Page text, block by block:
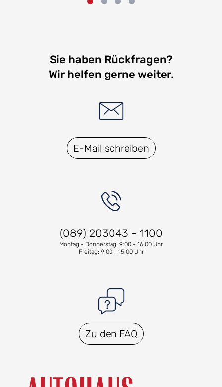
Sie haben Rückfragen?
Wir helfen gerne weiter.
E-Mail schreiben
(089) 203043 - 1100
Montag - Donnerstag: 9:00 - 16:00 Uhr
Freitag: 9:00 - 15:00 Uhr
Zu den FAQ